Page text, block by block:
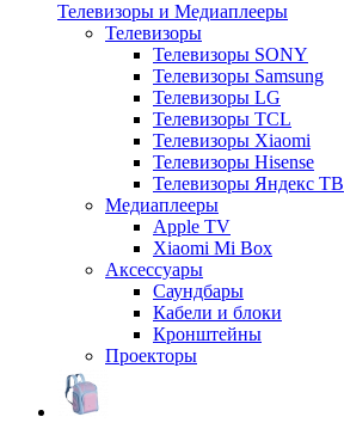
Телевизоры и Медиаплееры
Телевизоры
Телевизоры SONY
Телевизоры Samsung
Телевизоры LG
Телевизоры TCL
Телевизоры Xiaomi
Телевизоры Hisense
Телевизоры Яндекс ТВ
Медиаплееры
Apple TV
Xiaomi Mi Box
Аксессуары
Саундбары
Кабели и блоки
Кронштейны
Проекторы